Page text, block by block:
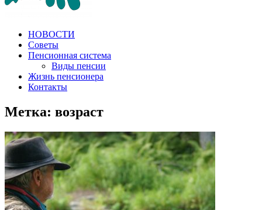
НОВОСТИ
Советы
Пенсионная система
Виды пенсии
Жизнь пенсионера
Контакты
Метка: возраст